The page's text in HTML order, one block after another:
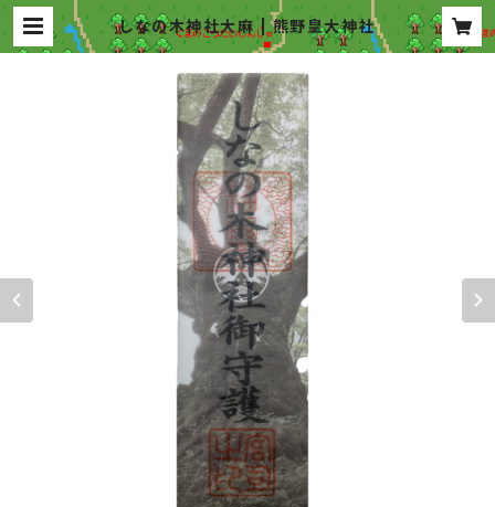
しなの木神社大麻 | 熊野皇大神社